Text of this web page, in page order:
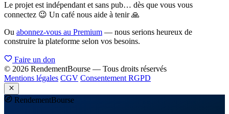
Le projet est indépendant et sans pub… dès que vous vous
connectez 😉 Un café nous aide à tenir 🙏
Ou abonnez-vous au Premium — nous serions heureux de
construire la plateforme selon vos besoins.
Faire un don
© 2026 RendementBourse — Tous droits réservés
Mentions légales CGV Consentement RGPD
RendementBourse